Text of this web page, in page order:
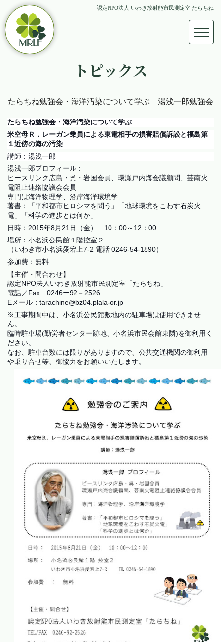
認定NPO法人 いわき放射能市民測定室 たらちね
トピックス
たらちね勉強会・海洋汚染について学ぶ 湯浅一郎勉強会
たらちね勉強会・海洋汚染について学ぶ
米空母Ｒ．レーガン乗員による東電相手の損害賠償訴訟と福島第
１近傍の海の汚染
講師：湯浅一郎
湯浅一郎プロフィール：
ピースリンク広島・呉・岩国会員、環瀬戸内海会議顧問、芸南火
電阻止連絡協議会会員
専門は海洋物理学、沿岸海洋環境学
著書：「平和都市ヒロシマを問う」「地球環境をこわす石炭火
電」「科学の進歩とは何か」
日時：2015年8月21日（金） 10：00～12：00
場所：小名浜公民館１階控室２
（いわき市小名浜愛宕上7-2 電話 0246-54-1890）
参加費：無料
【主催・問合わせ】
認定NPO法人いわき放射能市民測定室「たらちね」
電話／Fax 0246ー92－2526
Eメール：tarachine@bz04.plala-or.jp
※工事期間中は、小名浜公民館敷地内の駐車場は使用できませ
ん。
臨時駐車場(勤労者センター跡地、小名浜市民会館東隣)を御利用く
ださい。
なお、駐車台数には限りがありますので、公共交通機関の御利用
や乗り合せ等、御協力をお願いいたします。